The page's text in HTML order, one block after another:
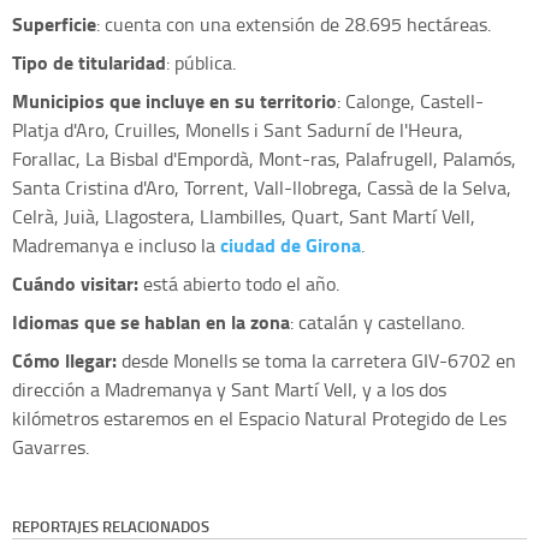
Superficie: cuenta con una extensión de 28.695 hectáreas.
Tipo de titularidad: pública.
Municipios que incluye en su territorio: Calonge, Castell-
Platja d'Aro, Cruilles, Monells i Sant Sadurní de l'Heura,
Forallac, La Bisbal d'Empordà, Mont-ras, Palafrugell, Palamós,
Santa Cristina d'Aro, Torrent, Vall-llobrega, Cassà de la Selva,
Celrà, Juià, Llagostera, Llambilles, Quart, Sant Martí Vell,
Madremanya e incluso laciudad de Girona.
Cuándo visitar:está abierto todo el año.
Idiomas que se hablan en la zona: catalán y castellano.
Cómo llegar:desde Monells se toma la carretera GIV-6702 en
dirección a Madremanya y Sant Martí Vell, y a los dos
kilómetros estaremos en el Espacio Natural Protegido de Les
Gavarres.
REPORTAJES RELACIONADOS